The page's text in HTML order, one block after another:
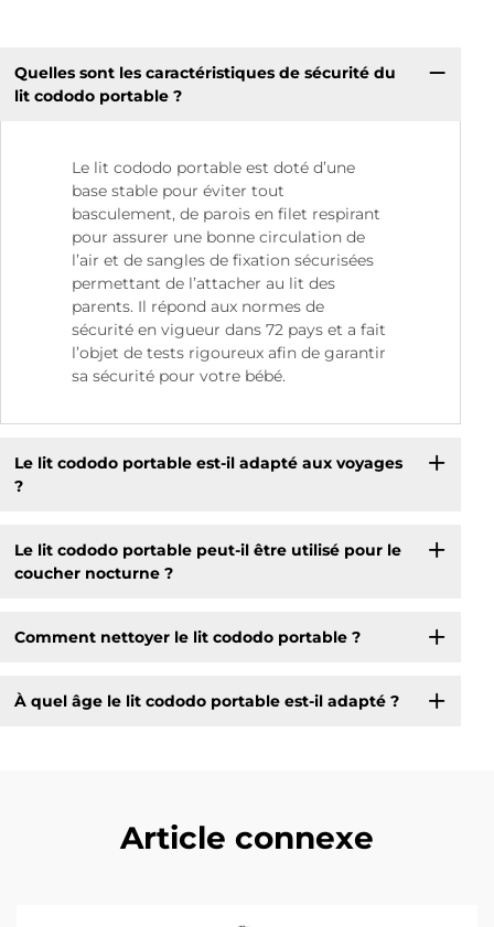
Quelles sont les caractéristiques de sécurité du
lit cododo portable ?
Le lit cododo portable est doté d’une
base stable pour éviter tout
basculement, de parois en filet respirant
pour assurer une bonne circulation de
l’air et de sangles de fixation sécurisées
permettant de l’attacher au lit des
parents. Il répond aux normes de
sécurité en vigueur dans 72 pays et a fait
l’objet de tests rigoureux afin de garantir
sa sécurité pour votre bébé.
Le lit cododo portable est-il adapté aux voyages
?
Le lit cododo portable peut-il être utilisé pour le
coucher nocturne ?
Comment nettoyer le lit cododo portable ?
À quel âge le lit cododo portable est-il adapté ?
Article connexe